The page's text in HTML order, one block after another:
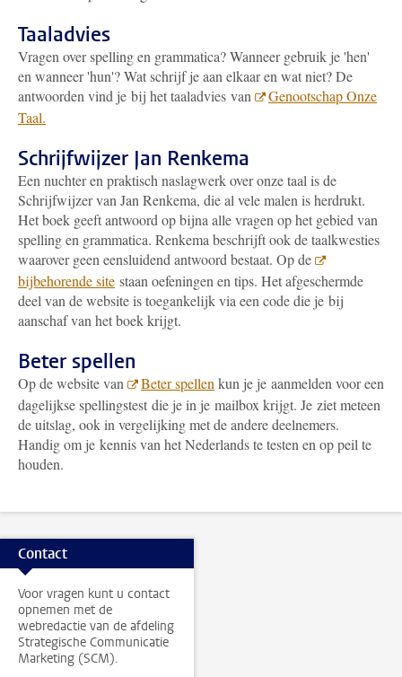
Taaladvies
Vragen over spelling en grammatica? Wanneer gebruik je 'hen'
en wanneer 'hun'? Wat schrijf je aan elkaar en wat niet? De
antwoorden vind je bij het taaladvies van
Genootschap Onze
Taal.
Schrijfwijzer Jan Renkema
Een nuchter en praktisch naslagwerk over onze taal is de
Schrijfwijzer van Jan Renkema, die al vele malen is herdrukt.
Het boek geeft antwoord op bijna alle vragen op het gebied van
spelling en grammatica. Renkema beschrijft ook de taalkwesties
waarover geen eensluidend antwoord bestaat. Op de
bijbehorende site staan oefeningen en tips. Het afgeschermde
deel van de website is toegankelijk via een code die je bij
aanschaf van het boek krijgt.
Beter spellen
Op de website van Beter spellen kun je je aanmelden voor een
dagelijkse spellingstest die je in je mailbox krijgt. Je ziet meteen
de uitslag, ook in vergelijking met de andere deelnemers.
Handig om je kennis van het Nederlands te testen en op peil te
houden.
Contact
Voor vragen kunt u contact
opnemen met de
webredactie van de afdeling
Strategische Communicatie
Marketing (SCM).